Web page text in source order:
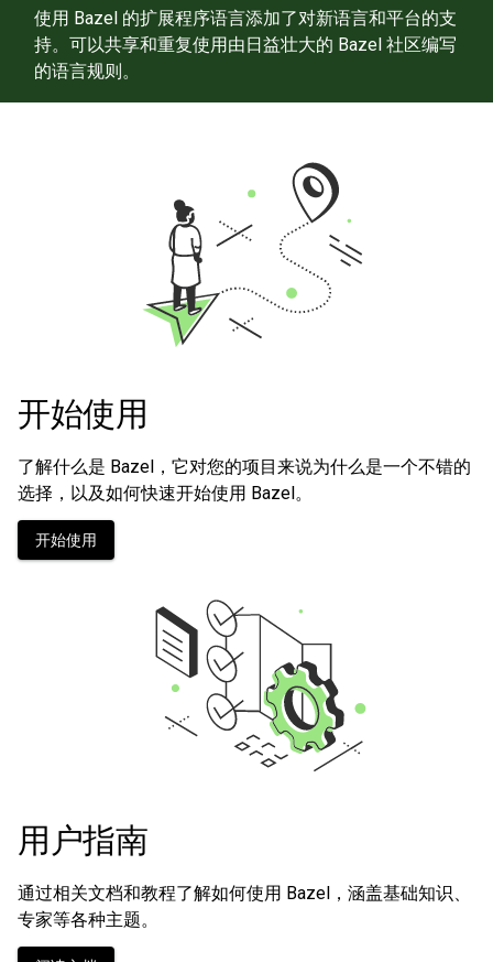
使用 Bazel 的扩展程序语言添加了对新语言和平台的支
持。可以共享和重复使用由日益壮大的 Bazel 社区编写
的语言规则。
开始使用
了解什么是 Bazel，它对您的项目来说为什么是一个不错的
选择，以及如何快速开始使用 Bazel。
开始使用
用户指南
通过相关文档和教程了解如何使用 Bazel，涵盖基础知识、
专家等各种主题。